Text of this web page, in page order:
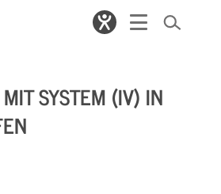
SYSTEM (IV) IN